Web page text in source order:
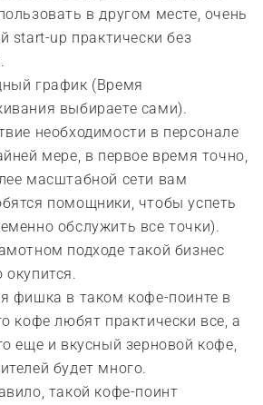
в другом месте, очень
start-up практически без
график (Время
выбираете сами).
необходимости в персонале
мере, в первое время точно,
масштабной сети вам
помощники, чтобы успеть
обслужить все точки).
подходе такой бизнес
окупится.
фишка в таком кофе-поинте в
кофе любят практически все, а
еще и вкусный зерновой кофе,
будет много.
такой кофе-поинт